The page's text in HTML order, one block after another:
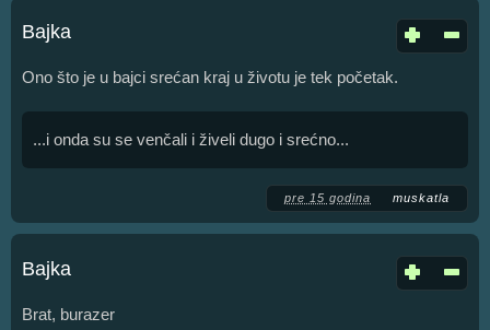
Bajka
Ono što je u bajci srećan kraj u životu je tek početak.
...i onda su se venčali i živeli dugo i srećno...
pre 15 godina muskatla
Bajka
Brat, burazer